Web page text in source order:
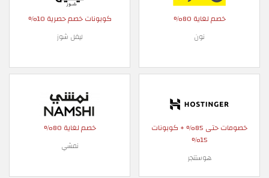
خصم لغاية 80%
نون
كوبونات خصم حصرية 10%
ليفل شوز
خصومات حتى 85% + كوبونات
15%
هوستنجر
خصم لغاية 80%
نمشي